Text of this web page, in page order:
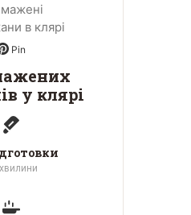
Pin
у клярі
хвилини